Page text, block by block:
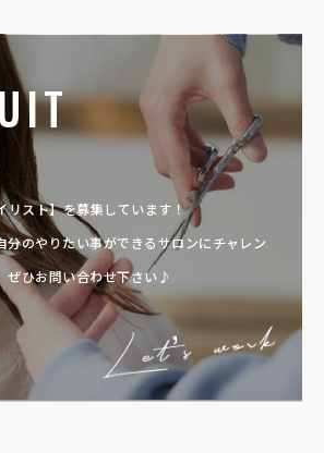
リスト】を募集しています！
分のやりたい事ができるサロンにチャレン
ぜひお問い合わせ下さい♪